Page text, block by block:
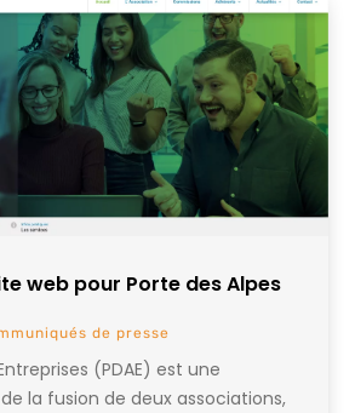
web pour Porte des Alpes
de presse
(PDAE) est une
la fusion de deux associations,